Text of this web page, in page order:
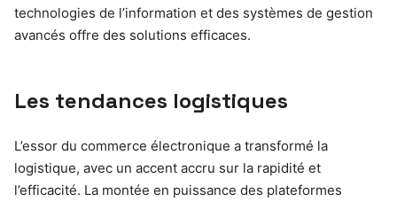
technologies de l’information et des systèmes de gestion
avancés offre des solutions efficaces.
Les tendances logistiques
L’essor du commerce électronique a transformé la
logistique, avec un accent accru sur la rapidité et
l’efficacité. La montée en puissance des plateformes